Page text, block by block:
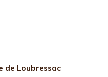
de Loubressac